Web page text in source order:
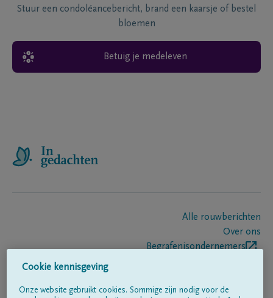
Stuur een condoléancebericht, brand een kaarsje of bestel
bloemen
Betuig je medeleven
Alle rouwberichten
Over ons
Begrafenisondernemers
Cookie kennisgeving
Onze website gebruikt cookies. Sommige zijn nodig voor de